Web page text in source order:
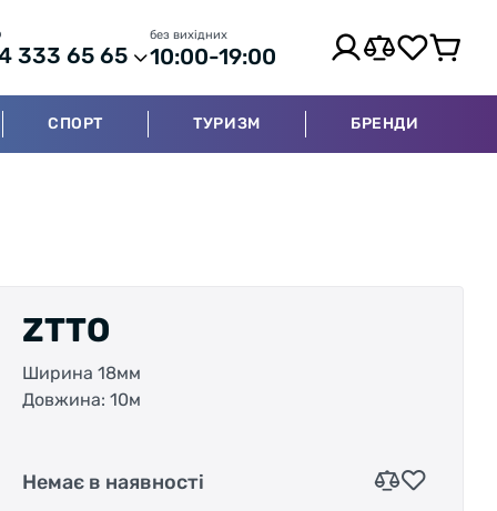
333 65 65
без вихідних
10:00-19:00
СПОРТ ТУРИЗМ БРЕНДИ
ZTTO
Ширина 18мм
Довжина: 10м
Немає в наявності